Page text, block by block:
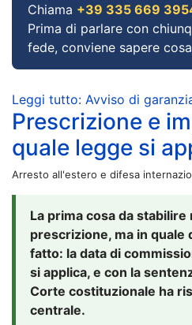
Chiama +39 335 669
Prima di parlare con
fede, conviene sapere
Leggi tutto: Avviso di
Prescrizione e
quale legge si
Arresto all'estero e difesa
La prima cosa da
prescrizione, ma in quale
fatto: la data di
si applica, e con la
Corte costituzionale ha
centrale.